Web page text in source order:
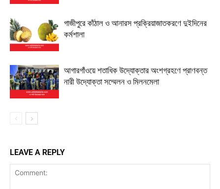
গাজীপুরে কাঁঠাল ও আনারস প্রক্রিয়াজাতকরণে দুইদিনের
কর্মশালা
আগারগাঁওয়ে শতাধিক উদ্যোক্তার অংশগ্রহণে প্রাণবন্ত
নারী উদ্যোক্তা সম্মেলন ও মিলনমেলা
LEAVE A REPLY